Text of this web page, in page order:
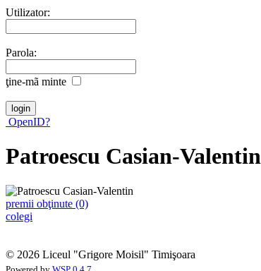
Utilizator:
Parola:
ţine-mã minte
OpenID?
Patroescu Casian-Valentin
premii obţinute (0)
colegi
© 2026 Liceul "Grigore Moisil" Timişoara